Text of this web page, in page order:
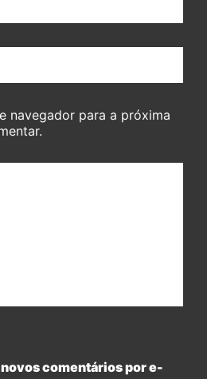
navegador para a próxima
comentários por e-